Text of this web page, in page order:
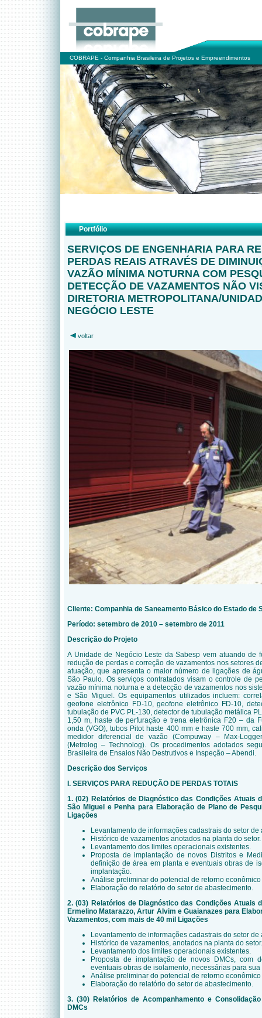
COBRAPE - Companhia Brasileira de Projetos e Empreendimentos
Portfólio
SERVIÇOS DE ENGENHARIA PARA
PERDAS REAIS ATRAVÉS DE
VAZÃO MÍNIMA NOTURNA COM
DETECÇÃO DE VAZAMENTOS NÃO
DIRETORIA METROPOLITANA/
NEGÓCIO LESTE
voltar
Cliente: Companhia de Saneamento Básico do Estado de
Período: setembro de 2010 – setembro de 2011
Descrição do Projeto
A Unidade de Negócio Leste da Sabesp vem atuando de
redução de perdas e correção de vazamentos nos setores
atuação, que apresenta o maior número de ligações de
São Paulo. Os serviços contratados visam o controle de
vazão mínima noturna e a detecção de vazamentos nos
e São Miguel. Os equipamentos utilizados incluem:
geofone eletrônico FD-10, geofone eletrônico FD-10,
tubulação de PVC PL-130, detector de tubulação metálica
1,50 m, haste de perfuração e trena eletrônica F20 – da
onda (VGO), tubos Pitot haste 400 mm e haste 700 mm,
medidor diferencial de vazão (Compuway – Max-
(Metrolog – Technolog). Os procedimentos adotados
Brasileira de Ensaios Não Destrutivos e Inspeção – Abendi.
Descrição dos Serviços
I. SERVIÇOS PARA REDUÇÃO DE PERDAS TOTAIS
1. (02) Relatórios de Diagnóstico das Condições Atuais
São Miguel e Penha para Elaboração de Plano de
Ligações
Levantamento de informações cadastrais do setor de
Histórico de vazamentos anotados na planta do setor.
Levantamento dos limites operacionais existentes.
Proposta de implantação de novos Distritos e
definição de área em planta e eventuais obras de
implantação.
Análise preliminar do potencial de retorno
Elaboração do relatório do setor de abastecimento.
2.(03) Relatórios de Diagnóstico das Condições Atuais
Ermelino Matarazzo, Artur Alvim e Guaianazes para
Vazamentos, com mais de 40 mil Ligações
Levantamento de informações cadastrais do setor de
Histórico de vazamentos, anotados na planta do setor.
Levantamento dos limites operacionais existentes.
Proposta de implantação de novos DMCs, com
eventuais obras de isolamento, necessárias para
Análise preliminar do potencial de retorno
Elaboração do relatório do setor de abastecimento.
3. (30) Relatórios de Acompanhamento e
DMCs